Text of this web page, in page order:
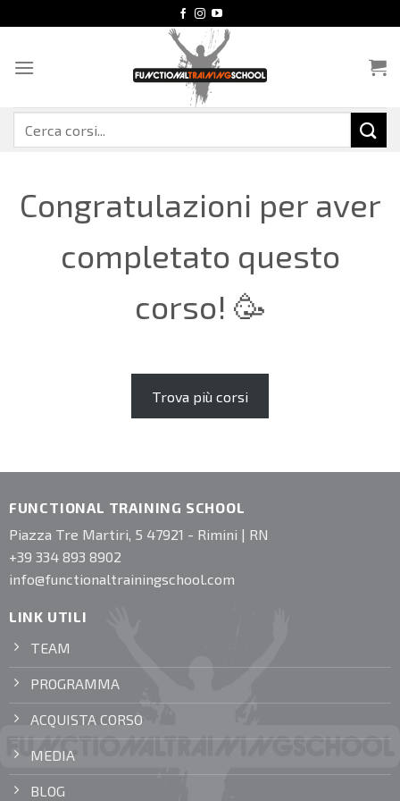
ai
Congratulazioni per aver
completato questo
corso! 🥳
Trova più corsi
FUNCTIONAL TRAINING SCHOOL
Piazza Tre Martiri, 5 47921 - Rimini | RN
+39 334 893 8902
info@functionaltrainingschool.com
LINK UTILI
TEAM
PROGRAMMA
ACQUISTA CORSO
MEDIA
BLOG